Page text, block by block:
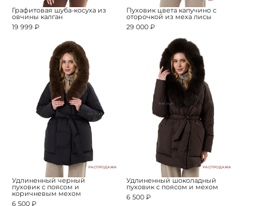
Графитовая шуба-косуха из
овчины калган
19 999 ₽
Пуховик цвета капучино с
оторочкой из меха лисы
29 000 ₽
РАСПРОДАЖА
Удлиненный черный
пуховик с поясом и
коричневым мехом
6 500 ₽
РАСПРОДАЖА
Удлиненный шоколадный
пуховик с поясом и мехом
6 500 ₽